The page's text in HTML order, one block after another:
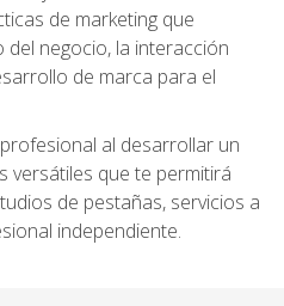
de marketing que
del negocio, la interacción
de marca para el
al desarrollar un
versátiles que te permitirá
de pestañas, servicios a
independiente.